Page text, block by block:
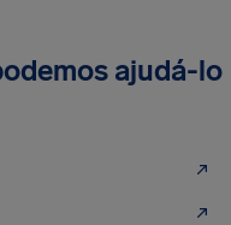
ajudá-lo